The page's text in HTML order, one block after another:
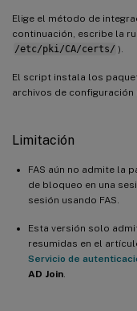
Elige el método de
continuación, escribe la
/etc/pki/CA/certs/ ).
El script instala los
archivos de configuración
Limitación
FAS aún no admite la
de bloqueo en una
sesión usando FAS.
Esta versión solo
resumidas en el
Servicio de
AD Join